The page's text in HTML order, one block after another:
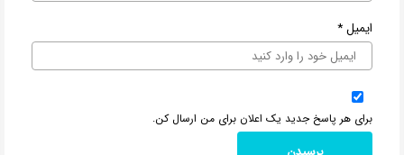
ایمیل*
برای هر پاسخ جدید یک اعلان برای من ارسال کن.